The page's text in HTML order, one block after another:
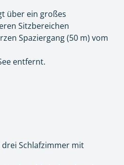
über ein großes
Sitzbereichen
Spaziergang (50 m) vom
entfernt.
Schlafzimmer mit